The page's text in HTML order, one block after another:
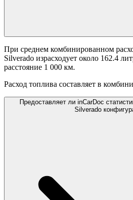
При среднем комбинированном
Silverado израсходует около 162.4
расстояние 1 000 км.
Расход топлива составляет в
Предоставляет ли inCarDoc
Silverado